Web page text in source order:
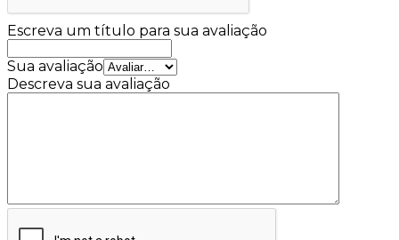
Escreva um título para sua avaliação
Sua avaliação
Descreva sua avaliação